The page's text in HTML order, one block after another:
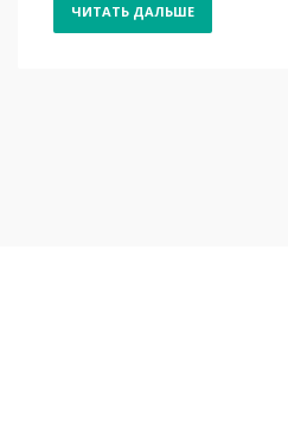
ЧИТАТЬ ДАЛЬШЕ